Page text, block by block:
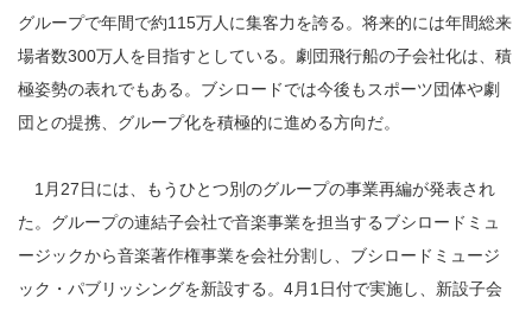
グループで年間で約115万人に集客力を誇る。将来的には年間総来
場者数300万人を目指すとしている。劇団飛行船の子会社化は、積
極姿勢の表れでもある。ブシロードでは今後もスポーツ団体や劇
団との提携、グループ化を積極的に進める方向だ。
1月27日には、もうひとつ別のグループの事業再編が発表され
た。グループの連結子会社で音楽事業を担当するブシロードミュ
ージックから音楽著作権事業を会社分割し、ブシロードミュージ
ック・パブリッシングを新設する。4月1日付で実施し、新設子会